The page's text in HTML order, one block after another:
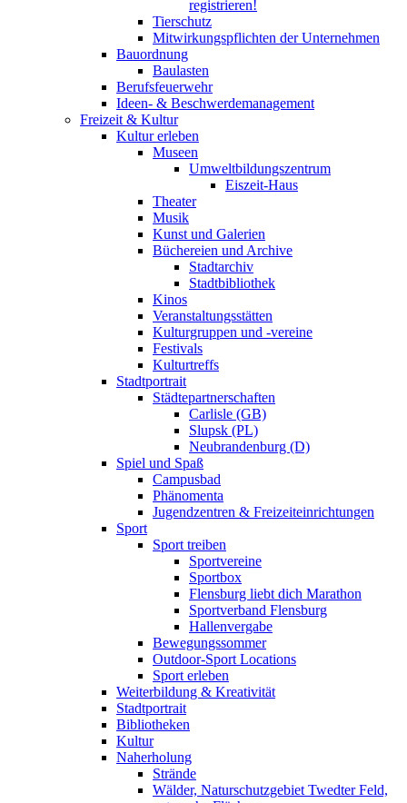
registrieren!
Tierschutz
Mitwirkungspflichten der Unternehmen
Bauordnung
Baulasten
Berufsfeuerwehr
Ideen- & Beschwerdemanagement
Freizeit & Kultur
Kultur erleben
Museen
Umweltbildungszentrum
Eiszeit-Haus
Theater
Musik
Kunst und Galerien
Büchereien und Archive
Stadtarchiv
Stadtbibliothek
Kinos
Veranstaltungsstätten
Kulturgruppen und -vereine
Festivals
Kulturtreffs
Stadtportrait
Städtepartnerschaften
Carlisle (GB)
Slupsk (PL)
Neubrandenburg (D)
Spiel und Spaß
Campusbad
Phänomenta
Jugendzentren & Freizeiteinrichtungen
Sport
Sport treiben
Sportvereine
Sportbox
Flensburg liebt dich Marathon
Sportverband Flensburg
Hallenvergabe
Bewegungssommer
Outdoor-Sport Locations
Sport erleben
Weiterbildung & Kreativität
Stadtportrait
Bibliotheken
Kultur
Naherholung
Strände
Wälder, Naturschutzgebiet Twedter Feld,